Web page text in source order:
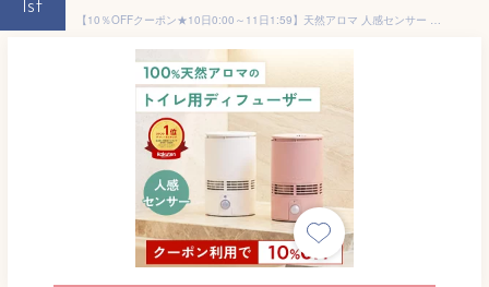
1st
【10％OFFクーポン★10日0:00～11日1:59】天然アロマ 人感センサー トイレ用 芳香剤 置き型 ディフューザー センサー付 T-scent ティーセント ( 本体+オイル40ml ) 全2色 | 強力消臭 トイレ トイレ消臭 置くだけ 消臭剤 水なし 気化式 電池式 コードレス アロミックスタイル